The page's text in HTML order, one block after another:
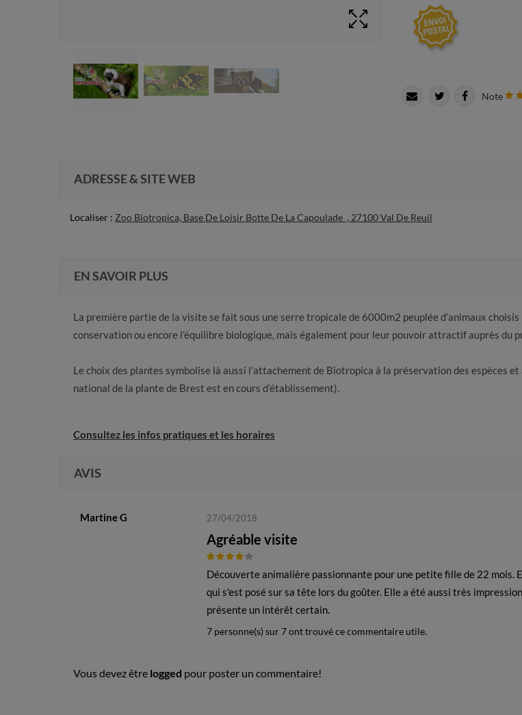
Note
ADRESSE & SITE WEB
Localiser : Zoo Biotropica, Base De Loisir Botte De La Capoulade , 27100 Val De Reuil
EN SAVOIR PLUS
La première partie de la visite se fait sous une serre tropicale de 6000m2 peuplée d’animaux
conservation ou encore l’équilibre biologique, mais également pour leur pouvoir attractif auprès du
Le choix des plantes symbolise là aussi l’attachement de Biotropica à la préservation des espèces
national de la plante de Brest est en cours d’établissement).
Consultez les infos pratiques et les horaires
AVIS
Martine G 27/04/2018
Agréable visite
Découverte animalière passionnante pour une petite fille de 22 mois.
qui s'est posé sur sa tête lors du goûter. Elle a été aussi très
présente un intérêt certain.
7 personne(s) sur 7 ont trouvé ce commentaire utile.
Vous devez être logged pour poster un commentaire!